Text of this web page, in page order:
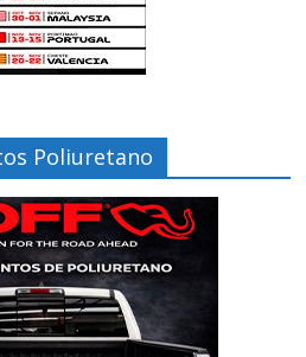
Poliuretano